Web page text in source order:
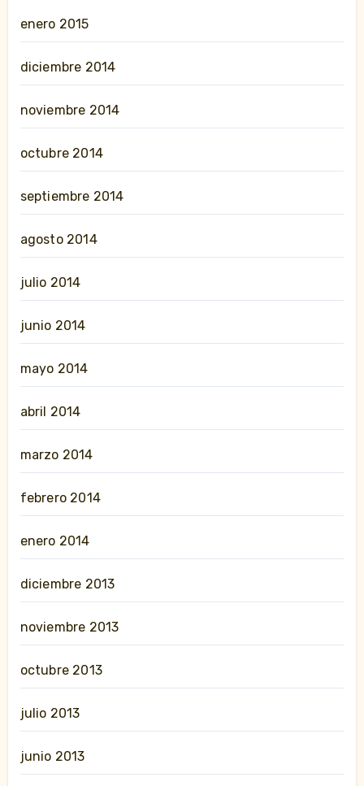
enero 2015
diciembre 2014
noviembre 2014
octubre 2014
septiembre 2014
agosto 2014
julio 2014
junio 2014
mayo 2014
abril 2014
marzo 2014
febrero 2014
enero 2014
diciembre 2013
noviembre 2013
octubre 2013
julio 2013
junio 2013